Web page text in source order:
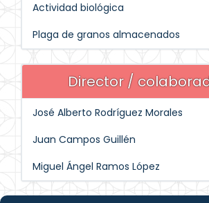
Actividad biológica
Plaga de granos almacenados
Director /
José Alberto Rodríguez Morales
Juan Campos Guillén
Miguel Ángel Ramos López